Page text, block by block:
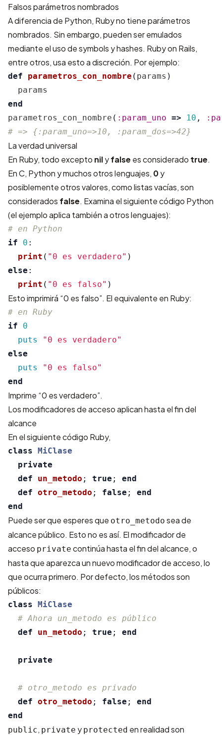
Falsos parámetros nombrados
A diferencia de Python, Ruby no tiene parámetros
nombrados. Sin embargo, pueden ser emulados
mediante el uso de symbols y hashes. Ruby on Rails,
entre otros, usa esto a discreción. Por ejemplo:
def parametros_con_nombre ( params )
params
end
parametros_con_nombre ( :param_uno => 10 ,
# => {:param_uno=>10, :param_dos=>42}
La verdad universal
En Ruby, todo excepto nilyfalse es considerado true.
En C, Python y muchos otros lenguajes, 0y
posiblemente otros valores, como listas vacías, son
considerados false. Examina el siguiente código Python
(el ejemplo aplica también a otros lenguajes):
if
0 :
print ( " 0 es verdadero" )
else :
print ( " 0 es falso" )
Esto imprimirá “0 es falso”. El equivalente en Ruby:
# en Ruby
if
0
puts
"0 es verdadero"
else
puts
"0 es falso"
end
Imprime “0 es verdadero”.
Los modificadores de acceso aplican hasta el fin del
alcance
En el siguiente código Ruby,
class MiClase
private
def
un_metodo ; true ;
end
def otro_metodo ; false ;
end
end
Puede ser que esperes que otro_metodo sea de
alcance público. Esto no es así. El modificador de
acceso private continúa hasta el fin del alcance, o
hasta que aparezca un nuevo modificador de acceso, lo
que ocurra primero. Por defecto, los métodos son
públicos:
class MiClase
# Ahora un_metodo es público
def
un_metodo ; true ; end
private
# otro_metodo es privado
def otro_metodo ; false ;
end
end
public, private y protected en realidad son